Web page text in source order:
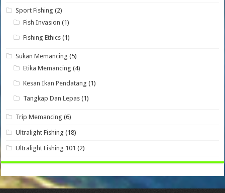
Sport Fishing (2)
Fish Invasion (1)
Fishing Ethics (1)
Sukan Memancing (5)
Etika Memancing (4)
Kesan Ikan Pendatang (1)
Tangkap Dan Lepas (1)
Trip Memancing (6)
Ultralight Fishing (18)
Ultralight Fishing 101 (2)